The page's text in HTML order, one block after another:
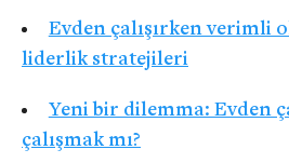
Evden çalışırken verimli
liderlik stratejileri
Yeni bir dilemma: Evden
çalışmak mı?